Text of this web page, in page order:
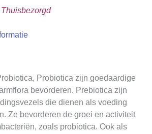
Probiotica zijn goedaardige
bevorderen. Prebiotica zijn
die dienen als voeding
Ze bevorderen de groei en activiteit
zoals probiotica. Ook als